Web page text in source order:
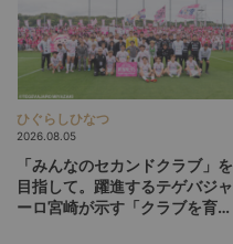
ひぐらしひなつ
2026.08.05
「みんなのセカンドクラブ」を
目指して。躍進するテゲバジャ
ーロ宮崎が示す「クラブを育て